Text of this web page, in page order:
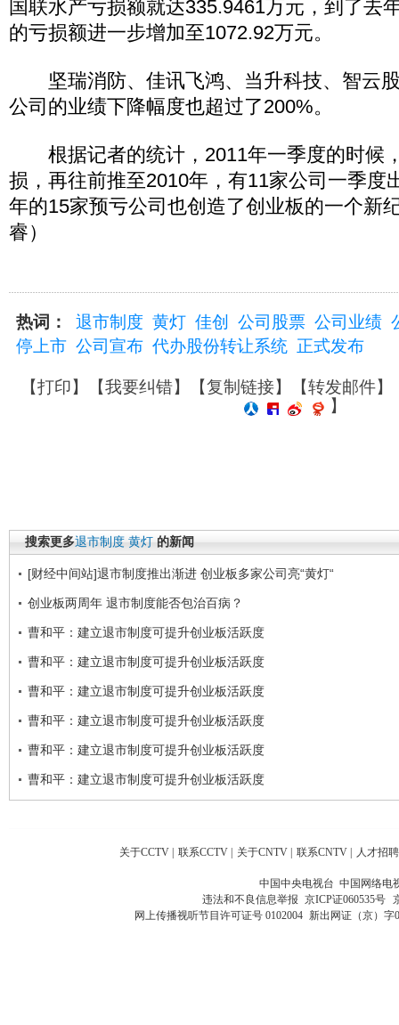
国联水产亏损额就达335.9461万元，到了去
的亏损额进一步增加至1072.92万元。
坚瑞消防、佳讯飞鸿、当升科技、智云
公司的业绩下降幅度也超过了200%。
根据记者的统计，2011年一季度的时候
损，再往前推至2010年，有11家公司一季度
年的15家预亏公司也创造了创业板的一个新
睿）
热词： 退市制度 黄灯 佳创 公司股票 公司业绩
停上市 公司宣布 代办股份转让系统 正式发布
【打印】【我要纠错】【复制链接】【转发邮件】
】
搜索更多退市制度 黄灯 的新闻
[财经中间站]退市制度推出渐进 创业板多家公司亮“黄灯“
创业板两周年 退市制度能否包治百病？
曹和平：建立退市制度可提升创业板活跃度
曹和平：建立退市制度可提升创业板活跃度
曹和平：建立退市制度可提升创业板活跃度
曹和平：建立退市制度可提升创业板活跃度
曹和平：建立退市制度可提升创业板活跃度
曹和平：建立退市制度可提升创业板活跃度
关于CCTV | 联系CCTV | 关于CNTV | 联系CNTV | 人才招聘
中国中央电视台 中国网络电
违法和不良信息举报 京ICP证060535号
网上传播视听节目许可证号 0102004 新出网证（京）